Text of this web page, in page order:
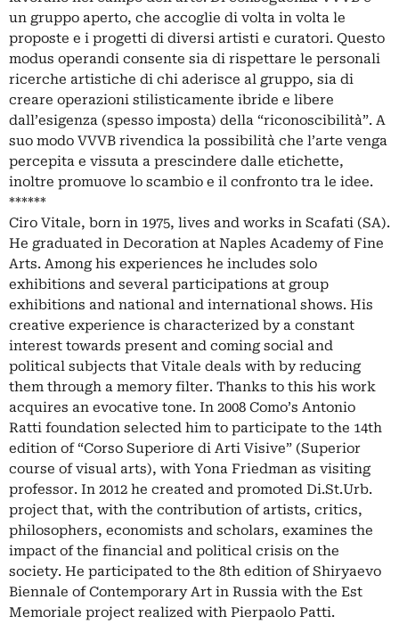
un gruppo aperto, che accoglie di volta in volta le
proposte e i progetti di diversi artisti e curatori. Questo
modus operandi consente sia di rispettare le personali
ricerche artistiche di chi aderisce al gruppo, sia di
creare operazioni stilisticamente ibride e libere
dall’esigenza (spesso imposta) della “riconoscibilità”. A
suo modo VVVB rivendica la possibilità che l’arte venga
percepita e vissuta a prescindere dalle etichette,
inoltre promuove lo scambio e il confronto tra le idee.
******
Ciro Vitale, born in 1975, lives and works in Scafati (SA).
He graduated in Decoration at Naples Academy of Fine
Arts. Among his experiences he includes solo
exhibitions and several participations at group
exhibitions and national and international shows. His
creative experience is characterized by a constant
interest towards present and coming social and
political subjects that Vitale deals with by reducing
them through a memory filter. Thanks to this his work
acquires an evocative tone. In 2008 Como’s Antonio
Ratti foundation selected him to participate to the 14th
edition of “Corso Superiore di Arti Visive” (Superior
course of visual arts), with Yona Friedman as visiting
professor. In 2012 he created and promoted Di.St.Urb.
project that, with the contribution of artists, critics,
philosophers, economists and scholars, examines the
impact of the financial and political crisis on the
society. He participated to the 8th edition of Shiryaevo
Biennale of Contemporary Art in Russia with the Est
Memoriale project realized with Pierpaolo Patti.